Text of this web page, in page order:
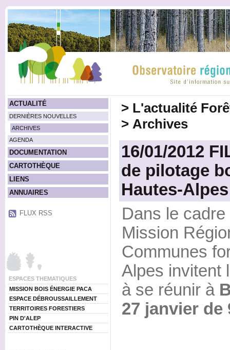
ACTUALITÉ
DERNIÈRES NOUVELLES
ARCHIVES
AGENDA
DOCUMENTATION
CARTOTHÈQUE
LIENS
ANNUAIRES
FLUX RSS
ESPACES THEMATIQUES
MISSION BOIS ÉNERGIE PACA
ESPACE DÉBROUSSAILLEMENT
TERRITOIRES FORESTIERS
PIN D'ALEP
CARTOTHÈQUE INTERACTIVE
> L'actualité
> Archives
16/01/2012
de pilotage
Hautes-Alpes
Dans le
Mission
Communes
Alpes invitent
à se réunir à
27 janvier de